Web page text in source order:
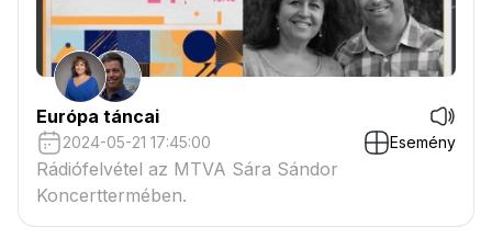
Európa táncai
2024-05-21 17:45:00 Esemény
Rádiófelvétel az MTVA Sára Sándor
Koncerttermében.